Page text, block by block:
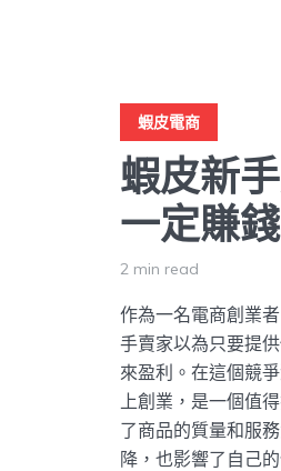
蝦皮電商
蝦皮新
一定賺錢
2 min read
作為一名電商創業
手賣家以為只要提
來盈利。在這個競
上創業，是一個值
了商品的質量和服
降，也影響了自己